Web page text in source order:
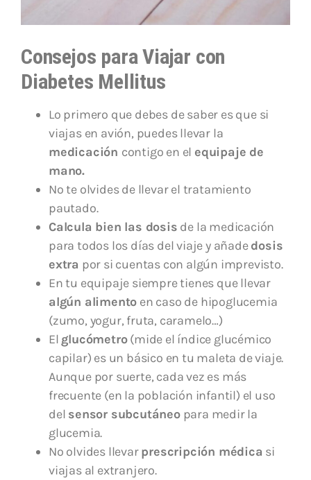
Consejos para Viajar con
Diabetes Mellitus
Lo primero que debes de saber es que si
viajas en avión, puedes llevar la
medicación contigo en el equipaje de
mano.
No te olvides de llevar el tratamiento
pautado.
Calcula bien las dosis de la medicación
para todos los días del viaje y añadedosis
extra por si cuentas con algún imprevisto.
En tu equipaje siempre tienes que llevar
algún alimento en caso de hipoglucemia
(zumo, yogur, fruta, caramelo…)
El glucómetro(mide el índice glucémico
capilar) es un básico en tu maleta de viaje.
Aunque por suerte, cada vez es más
frecuente (en la población infantil) el uso
del sensor subcutáneopara medir la
glucemia.
No olvides llevarprescripción médica si
viajas al extranjero.